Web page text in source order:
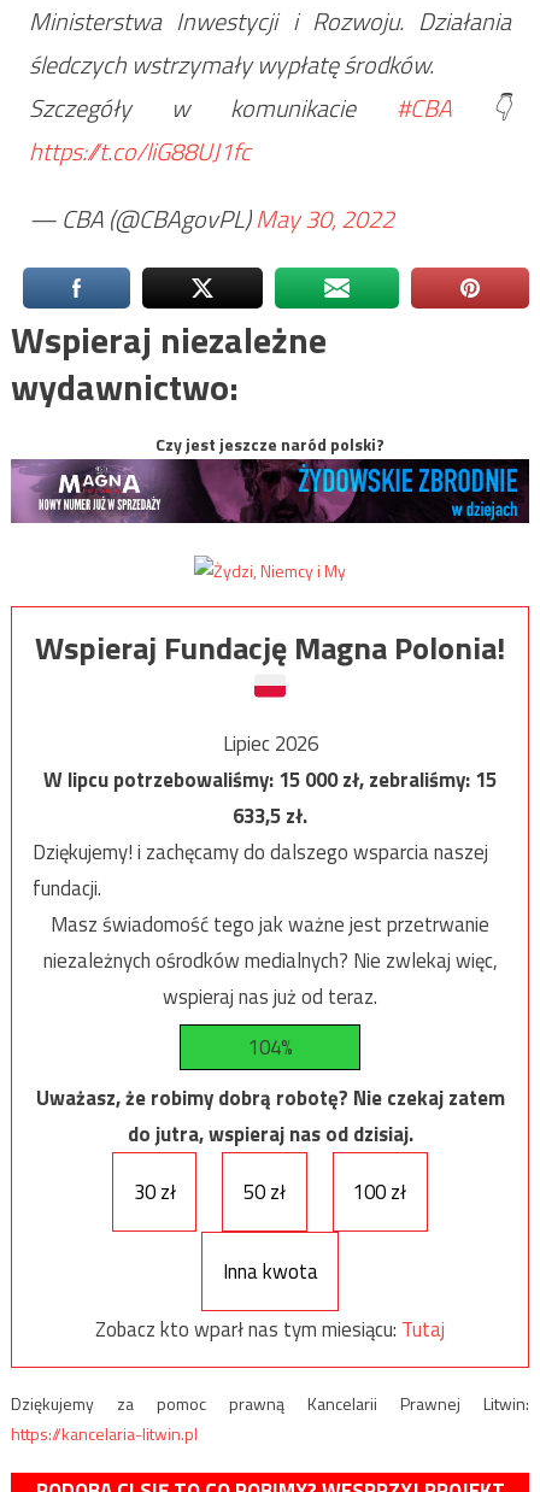
Ministerstwa Inwestycji i Rozwoju. Działania
śledczych wstrzymały wypłatę środków.
Szczegóły w komunikacie #CBA👇
https://t.co/liG88UJ1fc
— CBA (@CBAgovPL)May 30, 2022
Wspieraj niezależne
wydawnictwo:
Czy jest jeszcze naród polski?
Wspieraj Fundację Magna Polonia!
Lipiec 2026
W lipcu potrzebowaliśmy:15 000zł, zebraliśmy:15
633,5zł.
Dziękujemy! i zachęcamy do dalszego wsparcia naszej
fundacji.
Masz świadomość tego jak ważne jest przetrwanie
niezależnych ośrodków medialnych? Nie zwlekaj więc,
wspieraj nas już od teraz.
104%
Uważasz, że robimy dobrą robotę? Nie czekaj zatem
do jutra, wspieraj nas od dzisiaj.
30 zł
50 zł 100 zł
Inna kwota
Zobacz kto wparł nas tym miesiącu: Tutaj
Dziękujemy za pomoc prawną Kancelarii Prawnej Litwin:
https://kancelaria-litwin.pl